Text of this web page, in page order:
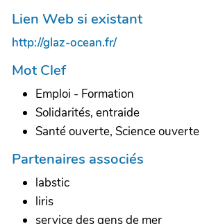
Lien Web si existant
http://glaz-ocean.fr/
Mot Clef
Emploi - Formation
Solidarités, entraide
Santé ouverte, Science ouverte
Partenaires associés
labstic
liris
service des gens de mer